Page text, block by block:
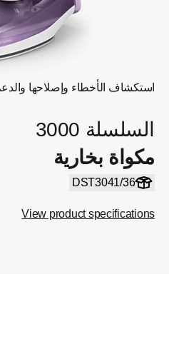
استكشاف الأخطاء وإصلاحها والدعم
السلسلة 3000
مكواة بخارية
DST3041/36
View product specifications